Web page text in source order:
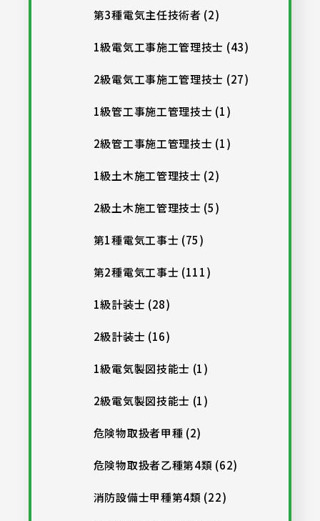
第3種電気主任技術者 (2)
1級電気工事施工管理技士 (43)
2級電気工事施工管理技士 (27)
1級管工事施工管理技士 (1)
2級管工事施工管理技士 (1)
1級土木施工管理技士 (2)
2級土木施工管理技士 (5)
第1種電気工事士 (75)
第2種電気工事士 (111)
1級計装士 (28)
2級計装士 (16)
1級電気製図技能士 (1)
2級電気製図技能士 (1)
危険物取扱者甲種 (2)
危険物取扱者乙種第4類 (62)
消防設備士甲種第4類 (22)